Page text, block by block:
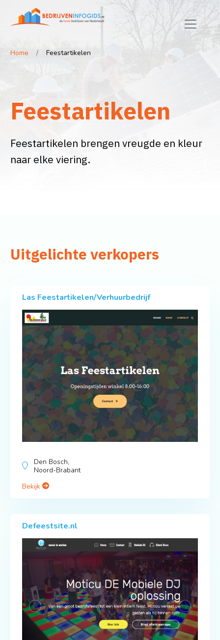
Home Feestartikelen
Feestartikelen
Feestartikelen brengen vreugde en kleur
naar elke viering.
Uitgelichte verkopers
Las Feestartikelen/Verhuurbedrijf
Den Bosch,
Noord-Brabant
Bekijk
Defeestsite.nl